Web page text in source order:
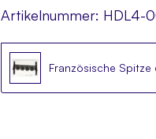
Artikelnummer: HDL4-
Französische